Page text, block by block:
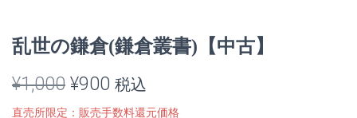
乱世の鎌倉(鎌倉叢書)【中古】
¥1,000 元
の
¥900 現
在
税込
直売所限定：販売手数料還元価格